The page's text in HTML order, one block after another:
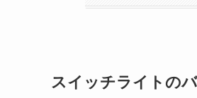
スイッチライトの